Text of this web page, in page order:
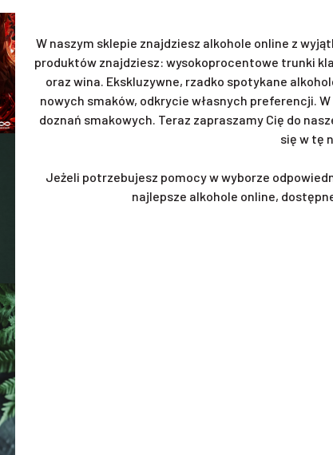
W naszym sklepie znajdziesz alkohole online z
produktów znajdziesz: wysokoprocentowe trunki
oraz wina. Ekskluzywne, rzadko spotykane
nowych smaków, odkrycie własnych preferencji.
doznań smakowych. Teraz zapraszamy Cię do
się w tę
Jeżeli potrzebujesz pomocy w wyborze
najlepsze alkohole online,